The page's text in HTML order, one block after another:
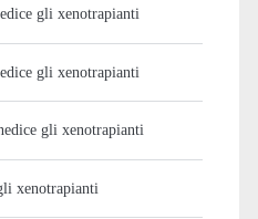
gli xenotrapianti
gli xenotrapianti
gli xenotrapianti
xenotrapianti